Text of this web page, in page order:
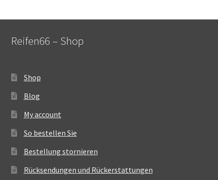
Reifen66 – Shop
Shop
Blog
My account
So bestellen Sie
Bestellung stornieren
Rücksendungen und Rückerstattungen